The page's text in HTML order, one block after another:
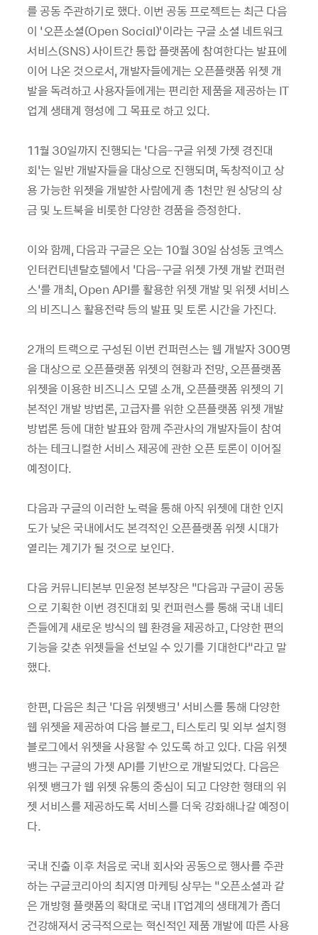
를 공동 주관하기로 했다. 이번 공동 프로젝트는 최근 다음
이 ‘오픈소셜(Open Social)’이라는 구글 소셜 네트워크
서비스(SNS) 사이트간 통합 플랫폼에 참여한다는 발표에
이어 나온 것으로서, 개발자들에게는 오픈플랫폼 위젯 개
발을 독려하고 사용자들에게는 편리한 제품을 제공하는 IT
업계 생태계 형성에 그 목표로 하고 있다.
11월 30일까지 진행되는 ‘다음-구글 위젯 가젯 경진대
회’는 일반 개발자들을 대상으로 진행되며, 독창적이고 상
용 가능한 위젯을 개발한 사람에게 총 1천만 원 상당의 상
금 및 노트북을 비롯한 다양한 경품을 증정한다.
이와 함께, 다음과 구글은 오는 10월 30일 삼성동 코엑스
인터컨티넨탈호텔에서 ‘다음-구글 위젯 가젯 개발 컨퍼런
스’를 개최, Open API를 활용한 위젯 개발 및 위젯 서비스
의 비즈니스 활용전략 등의 발표 및 토론 시간을 가진다.
2개의 트랙으로 구성된 이번 컨퍼런스는 웹 개발자 300명
을 대상으로 오픈플랫폼 위젯의 현황과 전망, 오픈플랫폼
위젯을 이용한 비즈니스 모델 소개, 오픈플랫폼 위젯의 기
본적인 개발 방법론, 고급자를 위한 오픈플랫폼 위젯 개발
방법론 등에 대한 발표와 함께 주관사의 개발자들이 참여
하는 테크니컬한 서비스 제공에 관한 오픈 토론이 이어질
예정이다.
다음과 구글의 이러한 노력을 통해 아직 위젯에 대한 인지
도가 낮은 국내에서도 본격적인 오픈플랫폼 위젯 시대가
열리는 계기가 될 것으로 보인다.
다음 커뮤니티본부 민윤정 본부장은 “다음과 구글이 공동
으로 기획한 이번 경진대회 및 컨퍼런스를 통해 국내 네티
즌들에게 새로운 방식의 웹 환경을 제공하고, 다양한 편의
기능을 갖춘 위젯들을 선보일 수 있기를 기대한다”라고 말
했다.
한편, 다음은 최근 ‘다음 위젯뱅크’ 서비스를 통해 다양한
웹 위젯을 제공하여 다음 블로그, 티스토리 및 외부 설치형
블로그에서 위젯을 사용할 수 있도록 하고 있다. 다음 위젯
뱅크는 구글의 가젯 API를 기반으로 개발되었다. 다음은
위젯 뱅크가 웹 위젯 유통의 중심이 되고 다양한 형태의 위
젯 서비스를 제공하도록 서비스를 더욱 강화해나갈 예정이
다.
국내 진출 이후 처음로 국내 회사와 공동으로 행사를 주관
하는 구글코리아의 최지영 마케팅 상무는 “오픈소셜과 같
은 개방형 플랫폼의 확대로 국내 IT업계의 생태계가 좀더
건강해져서 궁극적으로는 혁신적인 제품 개발에 따른 사용